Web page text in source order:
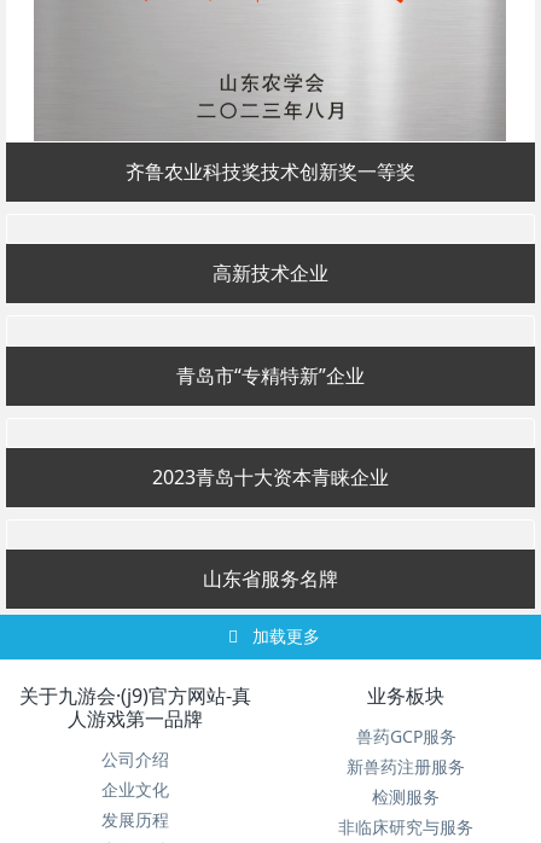
齐鲁农业科技奖技术创新奖一等奖
高新技术企业
青岛市“专精特新”企业
2023青岛十大资本青睐企业
山东省服务名牌
加载更多
关于九游会·(j9)官方网站-真
人游戏第一品牌
公司介绍
企业文化
发展历程
业务板块
兽药GCP服务
新兽药注册服务
检测服务
非临床研究与服务